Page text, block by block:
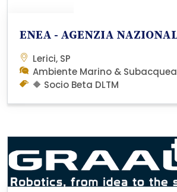
Lerici, SP
Ambiente Marino & Subacquea
🔶 Socio Beta DLTM